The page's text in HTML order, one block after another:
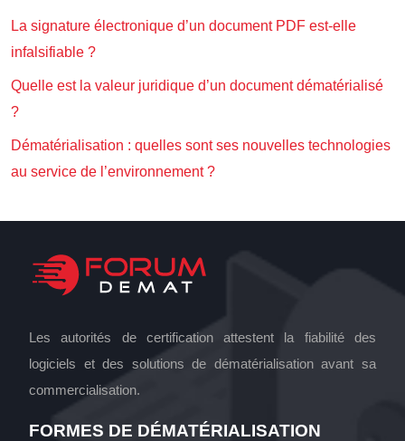
La signature électronique d’un document PDF est-elle
infalsifiable ?
Quelle est la valeur juridique d’un document dématérialisé
?
Dématérialisation : quelles sont ses nouvelles technologies
au service de l’environnement ?
Les autorités de certification attestent la fiabilité des
logiciels et des solutions de dématérialisation avant sa
commercialisation.
FORMES DE DÉMATÉRIALISATION